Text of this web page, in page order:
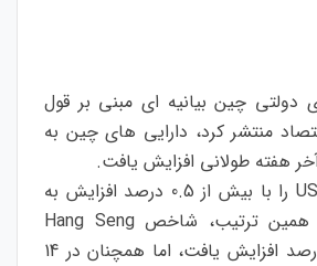
دولتی چین بیانیه ای مبنی بر قول
منتشر کرد، دارایی های چین به
هفته طولانی افزایش یافت.
این بیانیه USD/CNH را با بیش از 0.5 درصد افزایش به
6.6215 رساند. به همین ترتیب، شاخص Hang Seng
Tech بیش از 10 درصد افزایش یافت، اما همچنان در 14